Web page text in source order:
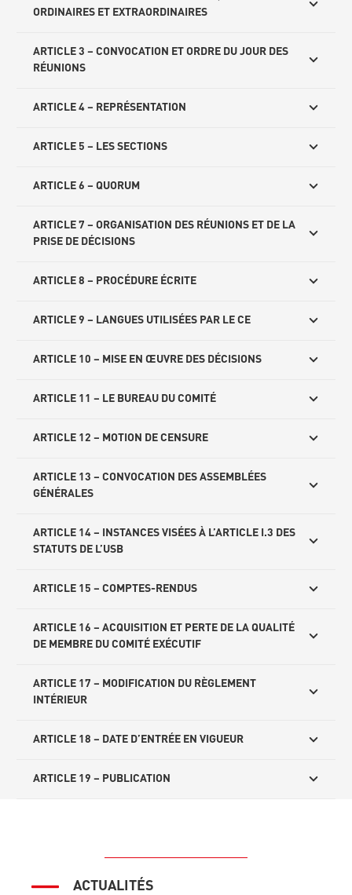
ORDINAIRES ET EXTRAORDINAIRES
ARTICLE 3 – CONVOCATION ET ORDRE DU JOUR DES
RÉUNIONS
ARTICLE 4 – REPRÉSENTATION
ARTICLE 5 – LES SECTIONS
ARTICLE 6 – QUORUM
ARTICLE 7 – ORGANISATION DES RÉUNIONS ET DE LA
PRISE DE DÉCISIONS
ARTICLE 8 – PROCÉDURE ÉCRITE
ARTICLE 9 – LANGUES UTILISÉES PAR LE CE
ARTICLE 10 – MISE EN ŒUVRE DES DÉCISIONS
ARTICLE 11 – LE BUREAU DU COMITÉ
ARTICLE 12 – MOTION DE CENSURE
ARTICLE 13 – CONVOCATION DES ASSEMBLÉES
GÉNÉRALES
ARTICLE 14 – INSTANCES VISÉES À L’ARTICLE I.3 DES
STATUTS DE L’USB
ARTICLE 15 – COMPTES-RENDUS
ARTICLE 16 – ACQUISITION ET PERTE DE LA QUALITÉ
DE MEMBRE DU COMITÉ EXÉCUTIF
ARTICLE 17 – MODIFICATION DU RÈGLEMENT
INTÉRIEUR
ARTICLE 18 – DATE D’ENTRÉE EN VIGUEUR
ARTICLE 19 – PUBLICATION
ACTUALITÉS